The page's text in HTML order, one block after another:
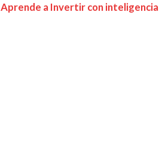
Aprende a Invertir con inteligencia